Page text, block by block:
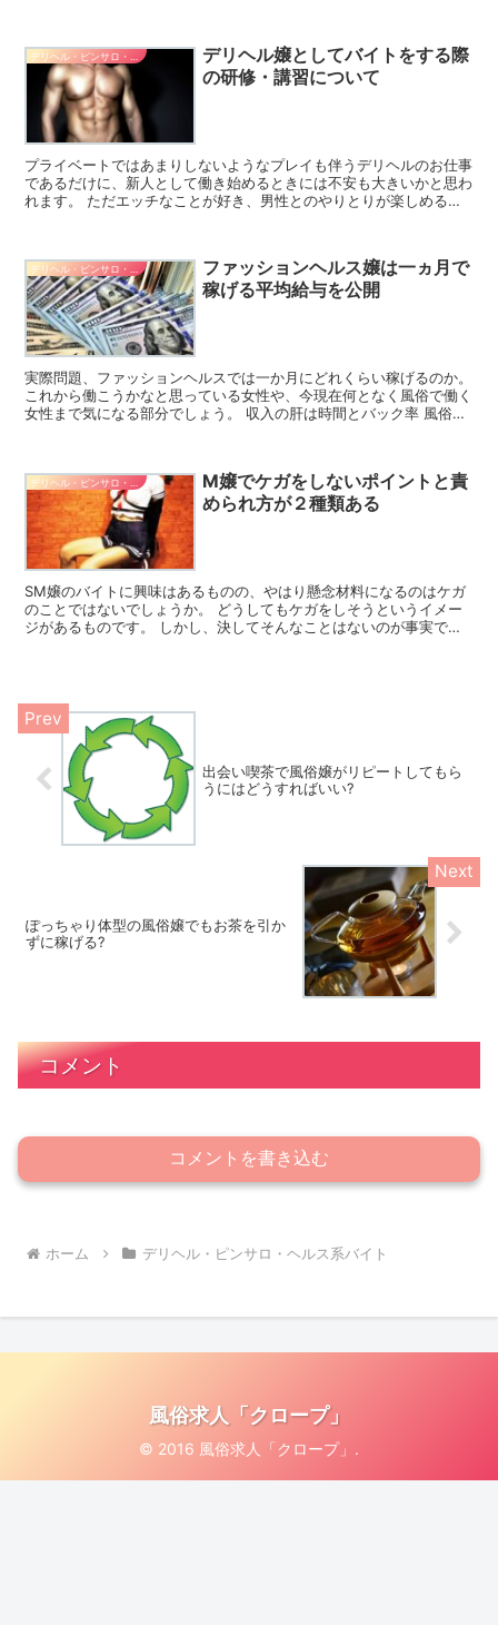
デリヘル・ピンサロ・ヘルス系バイト
デリヘル嬢としてバイトをする際
の研修・講習について
プライベートではあまりしないようなプレイも伴うデリヘルのお仕事
であるだけに、新人として働き始めるときには不安も大きいかと思わ
れます。 ただエッチなことが好き、男性とのやりとりが楽しめると
デリヘル・ピンサロ・ヘルス系バイト
ファッションヘルス嬢は一ヵ月で
稼げる平均給与を公開
実際問題、ファッションヘルスでは一か月にどれくらい稼げるのか。
これから働こうかなと思っている女性や、今現在何となく風俗で働く
女性まで気になる部分でしょう。 収入の肝は時間とバック率 風俗で
M嬢でケガをしないポイントと責
められ方が２種類ある
SM嬢のバイトに興味はあるものの、やはり懸念材料になるのはケガ
のことではないでしょうか。 どうしてもケガをしそうというイメー
ジがあるものです。 しかし、決してそんなことはないのが事実で
出会い喫茶で風俗嬢がリピートしてもら
うにはどうすればいい?
ぽっちゃり体型の風俗嬢でもお茶を引か
ずに稼げる?
コメント
コメントを書き込む
ホーム デリヘル・ピンサロ・ヘルス系バイト
風俗求人「クロープ」
© 2016 風俗求人「クロープ」.